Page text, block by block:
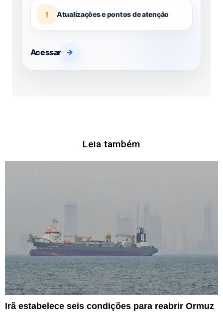
! Atualizações e pontos de atenção
Acessar →
Leia também
Irã estabelece seis condições para reabrir Ormuz